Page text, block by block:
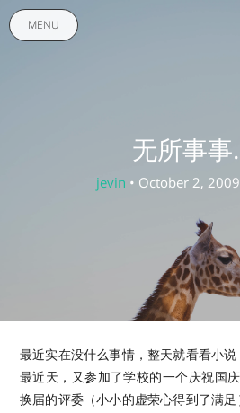
MENU
无所事事
jevin • October 2, 2009
最近实在没什么事情，整天就看看小说
最近天，又参加了学校的一个庆祝国
换届的评委（小小的虚荣心得到了满足